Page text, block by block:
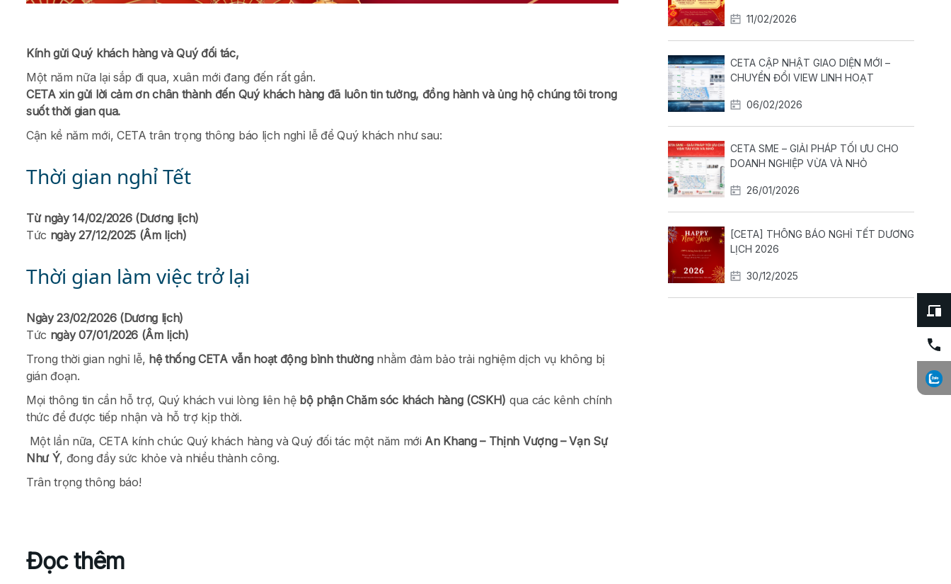
Kính gửi Quý khách hàng và Quý đối tác,
Một năm nữa lại sắp đi qua, xuân mới đang đến rất gần.
CETA xin gửi lời cảm ơn chân thành đến Quý khách hàng đã luôn tin tưởng, đồng hành và ủng hộ chúng tôi trong
suốt thời gian qua.
Cận kề năm mới, CETA trân trọng thông báo lịch nghỉ lễ để Quý khách như sau:
Thời gian nghỉ Tết
Từ ngày 14/02/2026 (Dương lịch)
Tức ngày 27/12/2025 (Âm lịch)
Thời gian làm việc trở lại
Ngày 23/02/2026 (Dương lịch)
Tức ngày 07/01/2026 (Âm lịch)
Trong thời gian nghỉ lễ, hệ thống CETA vẫn hoạt động bình thườngnhằm đảm bảo trải nghiệm dịch vụ không bị
gián đoạn.
Mọi thông tin cần hỗ trợ, Quý khách vui lòng liên hệ bộ phận Chăm sóc khách hàng (CSKH) qua các kênh chính
thức để được tiếp nhận và hỗ trợ kịp thời.
Một lần nữa, CETA kính chúc Quý khách hàng và Quý đối tác một năm mới An Khang – Thịnh Vượng – Vạn Sự
Như Ý, đong đầy sức khỏe và nhiều thành công.
Trân trọng thông báo!
11/02/2026
CETA CẬP NHẬT GIAO DIỆN MỚI –
CHUYỂN ĐỔI VIEW LINH HOẠT
06/02/2026
CETA SME – GIẢI PHÁP TỐI ƯU CHO
DOANH NGHIỆP VỪA VÀ NHỎ
26/01/2026
[CETA] THÔNG BÁO NGHỈ TẾT DƯƠNG
LỊCH 2026
30/12/2025
Đọc thêm